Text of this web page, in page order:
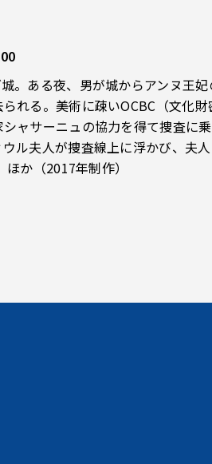
。ある夜、男が城からアンヌ王
れる。美術に疎いOCBC（文化
ャサーニュの協力を得て捜査に
ル夫人が捜査線上に浮かび、夫
か（2017年制作）